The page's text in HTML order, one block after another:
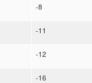
-8
-11
-12
-16